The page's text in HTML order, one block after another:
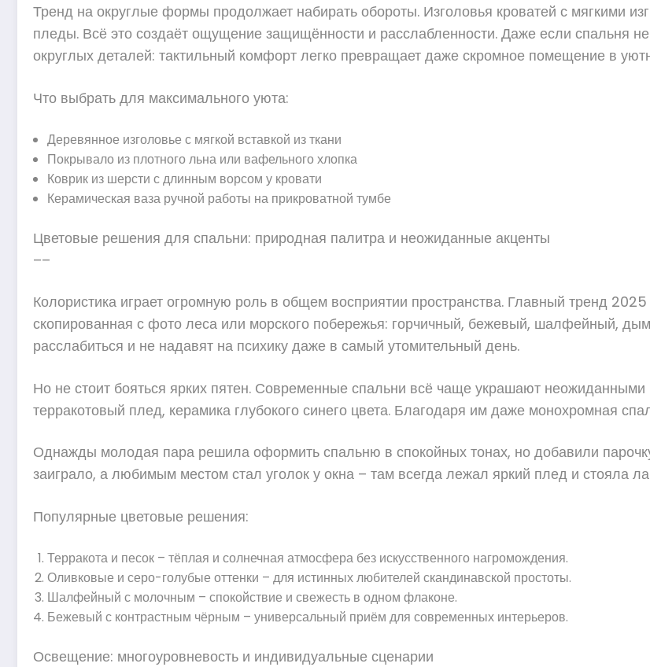
Тренд на округлые формы продолжает набирать обороты. Изголовья кроватей с мягкими
пледы. Всё это создаёт ощущение защищённости и расслабленности. Даже если спальня
округлых деталей: тактильный комфорт легко превращает даже скромное помещение в
Что выбрать для максимального уюта:
Деревянное изголовье с мягкой вставкой из ткани
Покрывало из плотного льна или вафельного хлопка
Коврик из шерсти с длинным ворсом у кровати
Керамическая ваза ручной работы на прикроватной тумбе
Цветовые решения для спальни: природная палитра и неожиданные акценты
––
Колористика играет огромную роль в общем восприятии пространства. Главный тренд
скопированная с фото леса или морского побережья: горчичный, бежевый, шалфейный,
расслабиться и не надавят на психику даже в самый утомительный день.
Но не стоит бояться ярких пятен. Современные спальни всё чаще украшают
терракотовый плед, керамика глубокого синего цвета. Благодаря им даже монохромная
Однажды молодая пара решила оформить спальню в спокойных тонах, но добавили
заиграло, а любимым местом стал уголок у окна – там всегда лежал яркий плед и стояла
Популярные цветовые решения:
Терракота и песок – тёплая и солнечная атмосфера без искусственного нагромождения.
Оливковые и серо-голубые оттенки – для истинных любителей скандинавской простоты.
Шалфейный с молочным – спокойствие и свежесть в одном флаконе.
Бежевый с контрастным чёрным – универсальный приём для современных интерьеров.
Освещение: многоуровневость и индивидуальные сценарии